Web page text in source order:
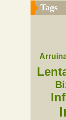
Tags